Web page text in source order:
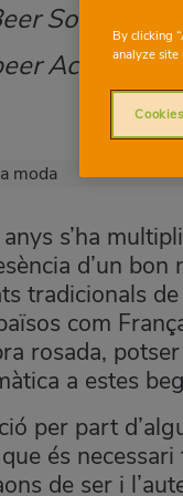
Sommelier
Academia
s’ha
d’un
tradicionals
com
rosada,
a estes
per part
és
de ser i
By clicking
analyze site